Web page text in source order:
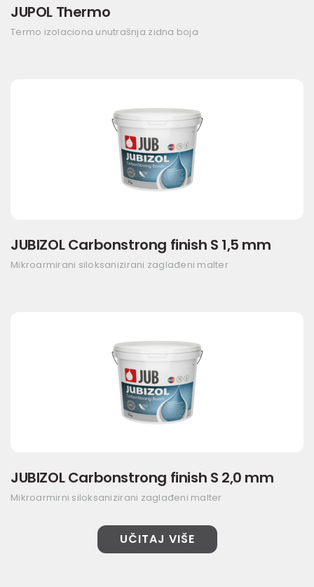
JUPOL Thermo
Termo izolaciona unutrašnja zidna boja
JUBIZOL Carbonstrong finish S 1,5 mm
Mikroarmirani siloksanizirani zaglađeni malter
JUBIZOL Carbonstrong finish S 2,0 mm
Mikroarmirni siloksanizirani zaglađeni malter
UČITAJ VIŠE